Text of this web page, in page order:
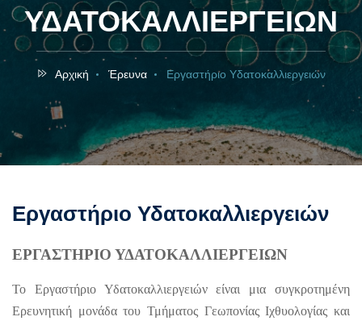
ΥΔΑΤΟΚΑΛΛΙΕΡΓΕΙΩΝ
Αρχική Έρευνα Εργαστήριο Υδατοκαλλιεργειών
Εργαστήριο Υδατοκαλλιεργειών
ΕΡΓΑΣΤΗΡΙΟ ΥΔΑΤΟΚΑΛΛΙΕΡΓΕΙΩΝ
Το Εργαστήριο Υδατοκαλλιεργειών είναι μια συγκροτημένη
Ερευνητική μονάδα του Τμήματος Γεωπονίας Ιχθυολογίας και